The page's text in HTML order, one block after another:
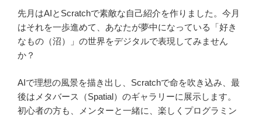
先月はAIとScratchで素敵な自己紹介を作りました。今月
はそれを一歩進めて、あなたが夢中になっている「好き
なもの（沼）」の世界をデジタルで表現してみません
か？
AIで理想の風景を描き出し、Scratchで命を吹き込み、最
後はメタバース（Spatial）のギャラリーに展示します。
初心者の方も、メンターと一緒に、楽しくプログラミン